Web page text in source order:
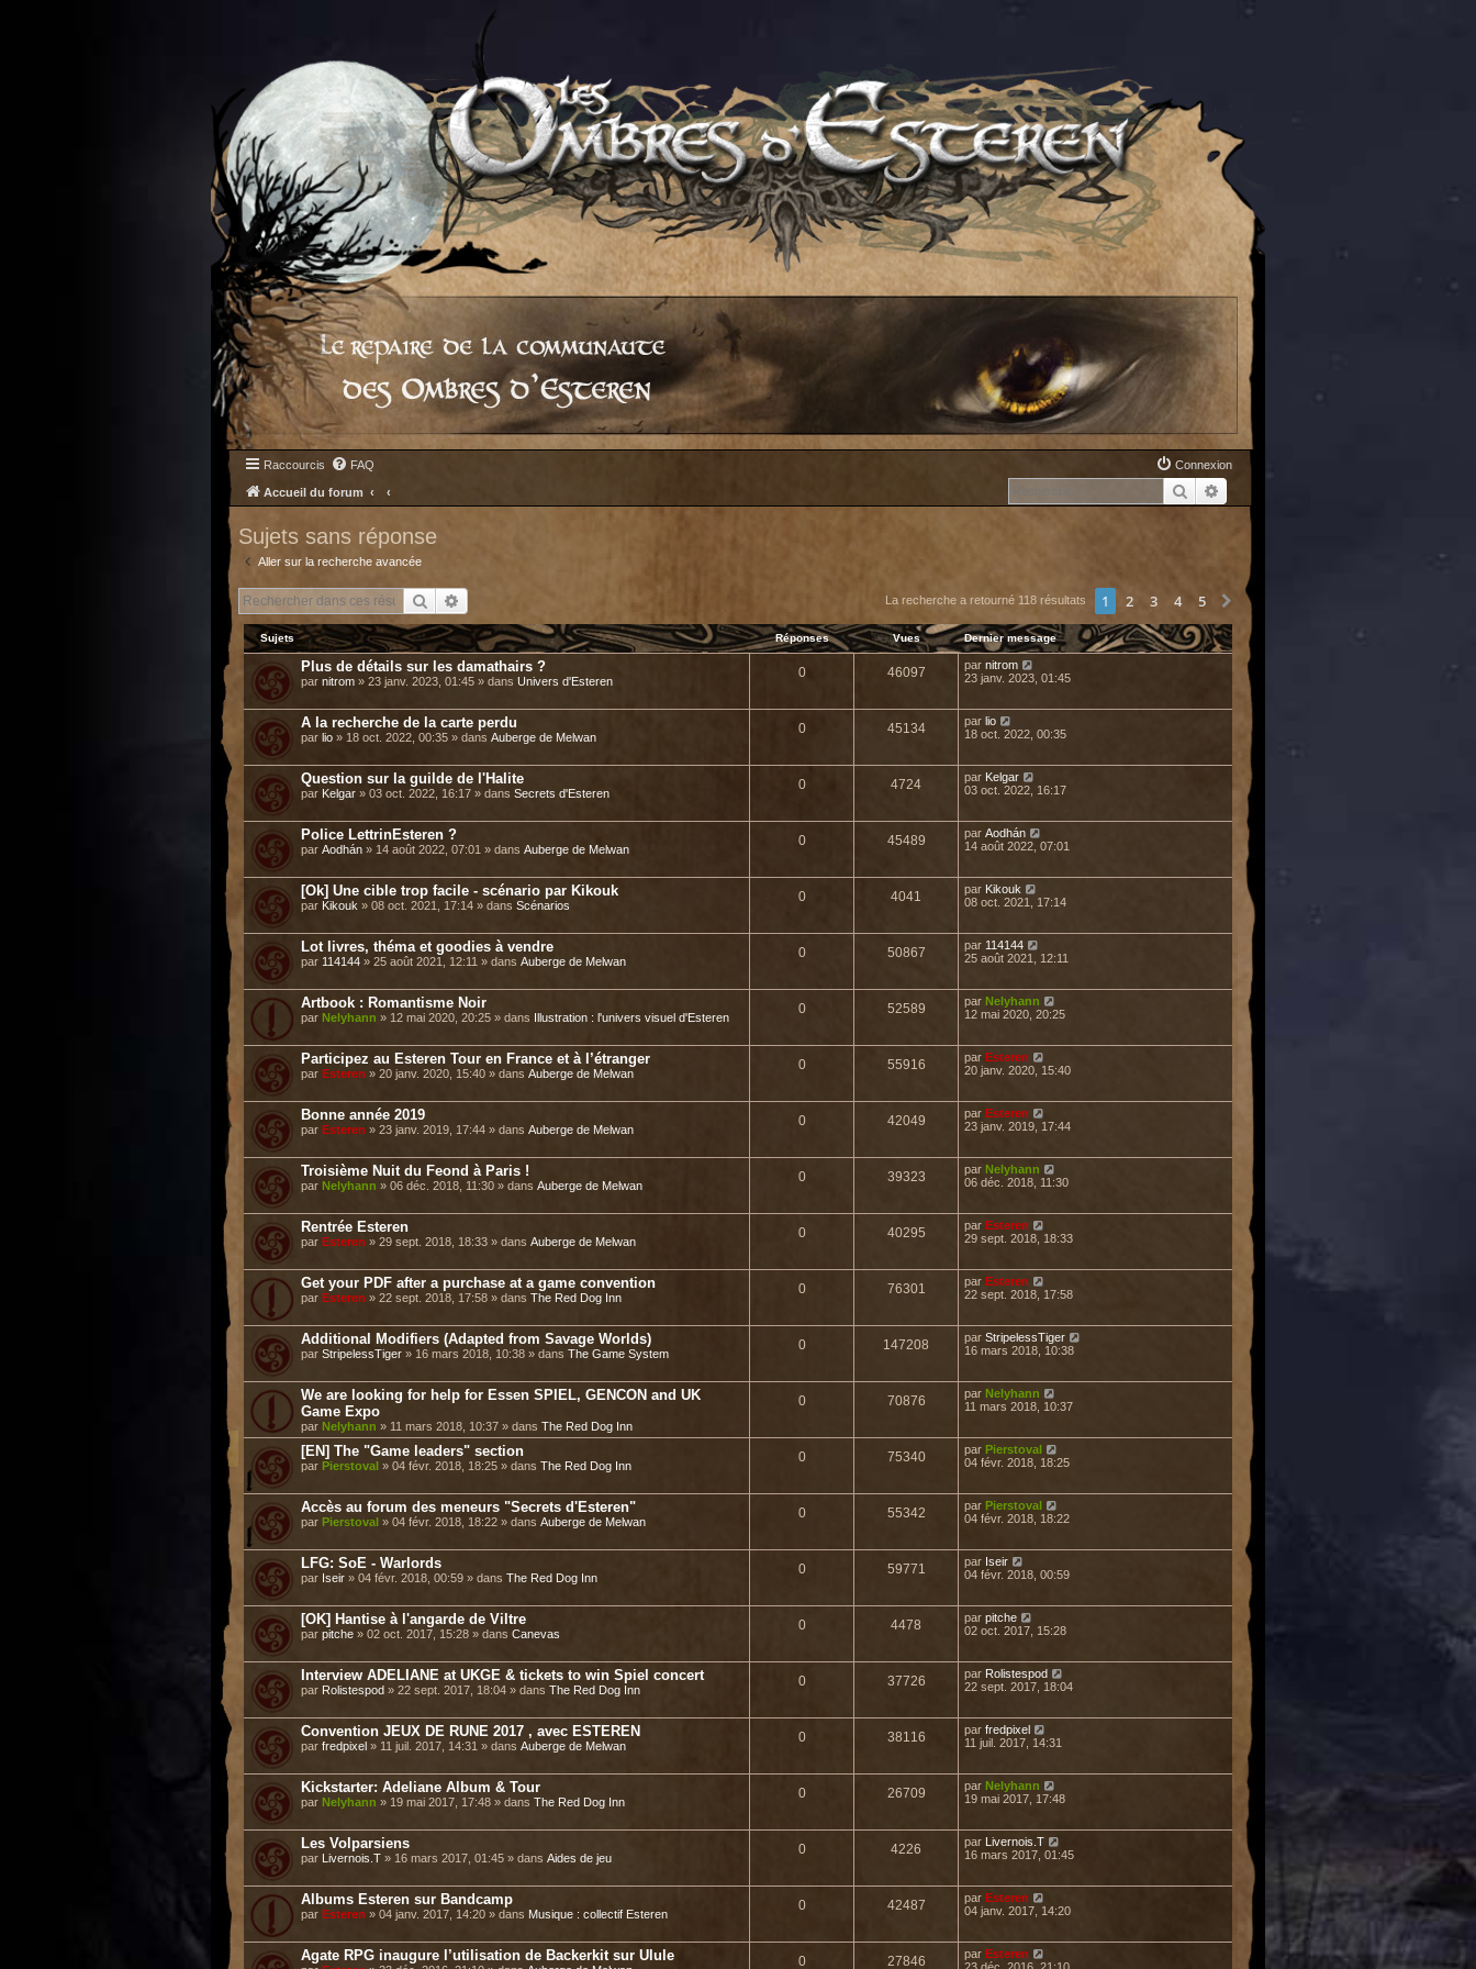
Raccourcis FAQ Connexion
Accueil du forum Rechercher
Sujets sans réponse
Aller sur la recherche avancée
Rechercher La recherche a retourné 118 résultats 1 2 3 4 5 Suivant
Sujets Réponses Vues Dernier message
Plus de détails sur les damathairs ?
par nitrom » 23 janv. 2023, 01:45 » dans Univers d'Esteren
0 46097 par nitrom
23 janv. 2023, 01:45
A la recherche de la carte perdu
par lio » 18 oct. 2022, 00:35 » dans Auberge de Melwan
0 45134 par lio
18 oct. 2022, 00:35
Question sur la guilde de l'Halite
par Kelgar » 03 oct. 2022, 16:17 » dans Secrets d'Esteren
0 4724 par Kelgar
03 oct. 2022, 16:17
Police LettrinEsteren ?
par Aodhán » 14 août 2022, 07:01 » dans Auberge de Melwan
0 45489 par Aodhán
14 août 2022, 07:01
[Ok] Une cible trop facile - scénario par Kikouk
par Kikouk » 08 oct. 2021, 17:14 » dans Scénarios
0 4041 par Kikouk
08 oct. 2021, 17:14
Lot livres, théma et goodies à vendre
par 114144 » 25 août 2021, 12:11 » dans Auberge de Melwan
0 50867 par 114144
25 août 2021, 12:11
Artbook : Romantisme Noir
par Nelyhann » 12 mai 2020, 20:25 » dans Illustration : l'univers visuel d'Esteren
0 52589 par Nelyhann
12 mai 2020, 20:25
Participez au Esteren Tour en France et à l’étranger
par Esteren » 20 janv. 2020, 15:40 » dans Auberge de Melwan
0 55916 par Esteren
20 janv. 2020, 15:40
Bonne année 2019
par Esteren » 23 janv. 2019, 17:44 » dans Auberge de Melwan
0 42049 par Esteren
23 janv. 2019, 17:44
Troisième Nuit du Feond à Paris !
par Nelyhann » 06 déc. 2018, 11:30 » dans Auberge de Melwan
0 39323 par Nelyhann
06 déc. 2018, 11:30
Rentrée Esteren
par Esteren » 29 sept. 2018, 18:33 » dans Auberge de Melwan
0 40295 par Esteren
29 sept. 2018, 18:33
Get your PDF after a purchase at a game convention
par Esteren » 22 sept. 2018, 17:58 » dans The Red Dog Inn
0 76301 par Esteren
22 sept. 2018, 17:58
Additional Modifiers (Adapted from Savage Worlds)
par StripelessTiger » 16 mars 2018, 10:38 » dans The Game System
0 147208 par StripelessTiger
16 mars 2018, 10:38
We are looking for help for Essen SPIEL, GENCON and UK
Game Expo
par Nelyhann » 11 mars 2018, 10:37 » dans The Red Dog Inn
0 70876 par Nelyhann
11 mars 2018, 10:37
[EN] The "Game leaders" section
par Pierstoval » 04 févr. 2018, 18:25 » dans The Red Dog Inn
0 75340 par Pierstoval
04 févr. 2018, 18:25
Accès au forum des meneurs "Secrets d'Esteren"
par Pierstoval » 04 févr. 2018, 18:22 » dans Auberge de Melwan
0 55342 par Pierstoval
04 févr. 2018, 18:22
LFG: SoE - Warlords
par Iseir » 04 févr. 2018, 00:59 » dans The Red Dog Inn
0 59771 par Iseir
04 févr. 2018, 00:59
[OK] Hantise à l'angarde de Viltre
par pitche » 02 oct. 2017, 15:28 » dans Canevas
0 4478 par pitche
02 oct. 2017, 15:28
Interview ADELIANE at UKGE & tickets to win Spiel concert
par Rolistespod » 22 sept. 2017, 18:04 » dans The Red Dog Inn
0 37726 par Rolistespod
22 sept. 2017, 18:04
Convention JEUX DE RUNE 2017 , avec ESTEREN
par fredpixel » 11 juil. 2017, 14:31 » dans Auberge de Melwan
0 38116 par fredpixel
11 juil. 2017, 14:31
Kickstarter: Adeliane Album & Tour
par Nelyhann » 19 mai 2017, 17:48 » dans The Red Dog Inn
0 26709 par Nelyhann
19 mai 2017, 17:48
Les Volparsiens
par Livernois.T » 16 mars 2017, 01:45 » dans Aides de jeu
0 4226 par Livernois.T
16 mars 2017, 01:45
Albums Esteren sur Bandcamp
par Esteren » 04 janv. 2017, 14:20 » dans Musique : collectif Esteren
0 42487 par Esteren
04 janv. 2017, 14:20
Agate RPG inaugure l’utilisation de Backerkit sur Ulule 0 27846 par Esteren
23 déc. 2016, 21:10